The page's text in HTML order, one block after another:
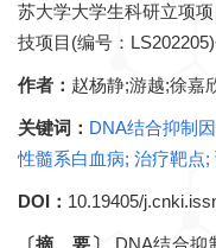
苏大学大学生科研立项
技项目(编号：
作者： 赵杨静;游越;徐嘉
关键词： DNA结合抑制
性髓系白血病; 治疗靶点;
DOI： 10.19405/
〔摘 要〕
DNA结合抑